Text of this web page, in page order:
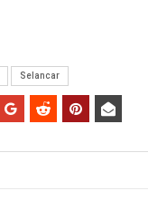
Selancar